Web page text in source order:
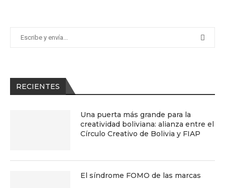
RECIENTES
Una puerta más grande para la
creatividad boliviana: alianza entre el
Círculo Creativo de Bolivia y FIAP
El síndrome FOMO de las marcas